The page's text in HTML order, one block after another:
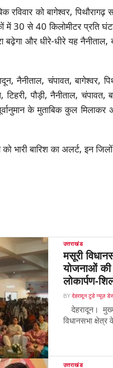
रविवार को बागेश्वर,
में 30 से 40 किलोमीटर प्रति
और धीरे-धीरे यह नैनीताल,
नैनीताल, चंपावत, बागेश्वर,
पौड़ी, नैनीताल, चंपावत,
के मुताबिक कुल
उत्तराखंड
मसूरी
योजनाओं की
लोकार्पण-
BY देहरादून टुडे न्यूज़
देहरादून।
विधानसभा
उत्तराखंड